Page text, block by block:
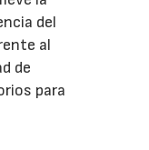
del
al
de
para